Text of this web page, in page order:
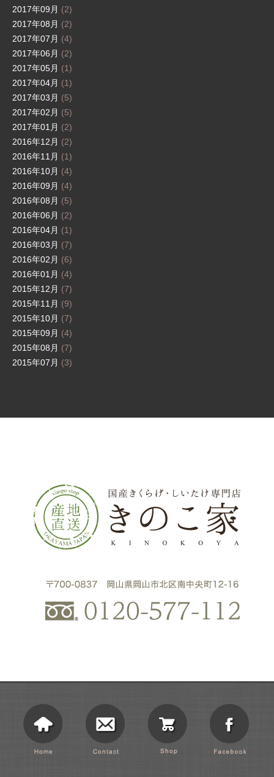
2017年09月 (2)
2017年08月 (2)
2017年07月 (4)
2017年06月 (2)
2017年05月 (1)
2017年04月 (1)
2017年03月 (5)
2017年02月 (5)
2017年01月 (2)
2016年12月 (2)
2016年11月 (1)
2016年10月 (4)
2016年09月 (4)
2016年08月 (5)
2016年06月 (2)
2016年04月 (1)
2016年03月 (7)
2016年02月 (6)
2016年01月 (4)
2015年12月 (7)
2015年11月 (9)
2015年10月 (7)
2015年09月 (4)
2015年08月 (7)
2015年07月 (3)